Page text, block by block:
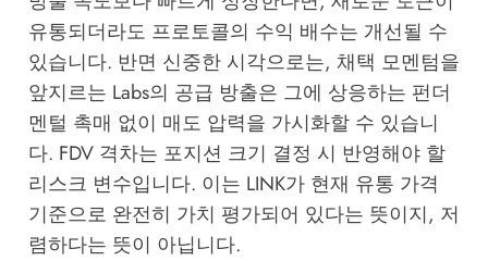
유통되더라도 프로토콜의 수익 배수는 개선될 수
있습니다. 반면 신중한 시각으로는, 채택 모멘텀을
앞지르는 Labs의 공급 방출은 그에 상응하는 펀더
멘털 촉매 없이 매도 압력을 가시화할 수 있습니
다. FDV 격차는 포지션 크기 결정 시 반영해야 할
리스크 변수입니다. 이는 LINK가 현재 유통 가격
기준으로 완전히 가치 평가되어 있다는 뜻이지, 저
렴하다는 뜻이 아닙니다.